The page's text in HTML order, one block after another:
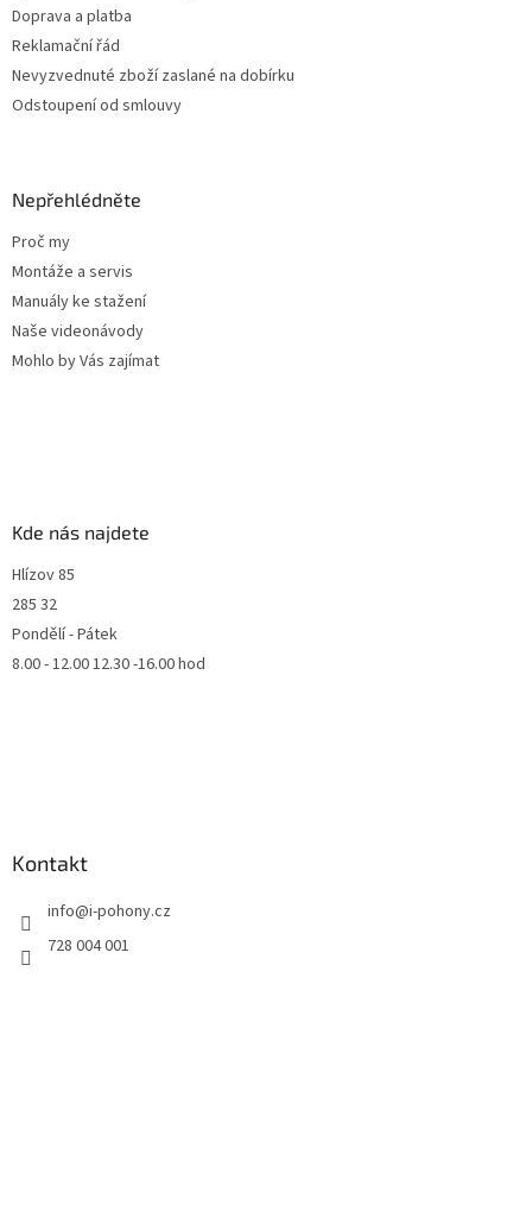
p
i
Doprava a platba
Reklamační řád
Nevyzvednuté zboží zaslané na dobírku
Odstoupení od smlouvy
Nepřehlédněte
Proč my
Montáže a servis
Manuály ke stažení
Naše videonávody
Mohlo by Vás zajímat
Kde nás najdete
Hlízov 85
285 32
Pondělí - Pátek
8.00 - 12.00 12.30 -16.00 hod
Kontakt
info@i-pohony.cz
728 004 001